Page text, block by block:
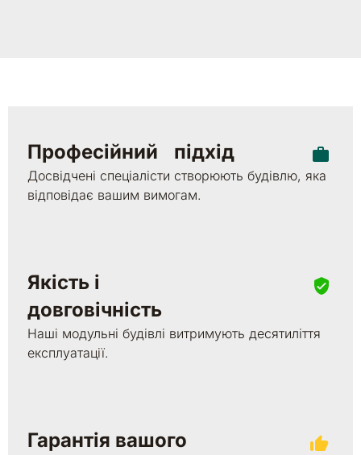
Професійний підхід
Досвідчені спеціалісти створюють будівлю, яка
відповідає вашим вимогам.
Якість і
довговічність
Наші модульні будівлі витримують десятиліття
експлуатації.
Гарантія вашого